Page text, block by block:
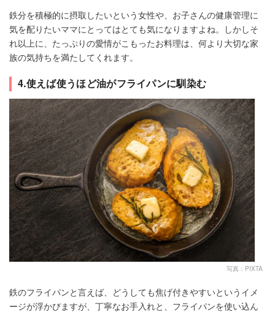
鉄分を積極的に摂取したいという女性や、お子さんの健康管理に
気を配りたいママにとってはとても気になりますよね。しかしそ
れ以上に、たっぷりの愛情がこもったお料理は、何より大切な家
族の気持ちを満たしてくれます。
4.使えば使うほど油がフライパンに馴染む
写真：PIXTA
鉄のフライパンと言えば、どうしても焦げ付きやすいというイメ
ージが浮かびますが、丁寧なお手入れと、フライパンを使い込ん